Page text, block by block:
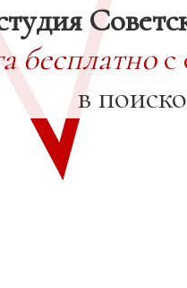
бесплатнос
в